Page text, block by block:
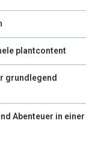
plantcontent
grundlegend
Abenteuer in einer